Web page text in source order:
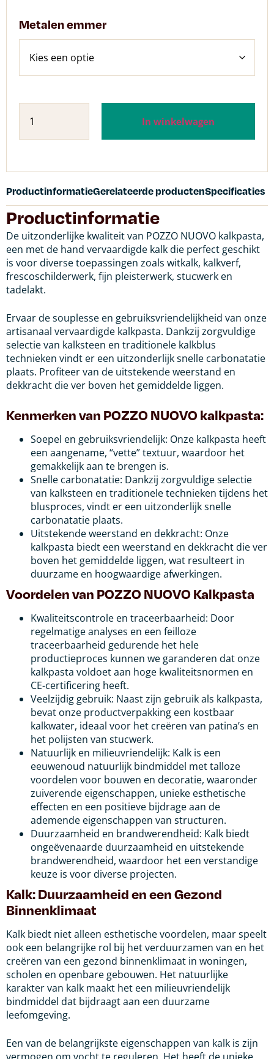
Metalen emmer
In winkelwagen
ProductinformatieGerelateerde productenSpecificaties
Productinformatie
De uitzonderlijke kwaliteit van POZZO NUOVO kalkpasta,
een met de hand vervaardigde kalk die perfect geschikt
is voor diverse toepassingen zoals witkalk, kalkverf,
frescoschilderwerk, fijn pleisterwerk, stucwerk en
tadelakt.
Ervaar de souplesse en gebruiksvriendelijkheid van onze
artisanaal vervaardigde kalkpasta. Dankzij zorgvuldige
selectie van kalksteen en traditionele kalkblus
technieken vindt er een uitzonderlijk snelle carbonatatie
plaats. Profiteer van de uitstekende weerstand en
dekkracht die ver boven het gemiddelde liggen.
Kenmerken van POZZO NUOVO kalkpasta:
Soepel en gebruiksvriendelijk: Onze kalkpasta heeft
een aangename, “vette” textuur, waardoor het
gemakkelijk aan te brengen is.
Snelle carbonatatie: Dankzij zorgvuldige selectie
van kalksteen en traditionele technieken tijdens het
blusproces, vindt er een uitzonderlijk snelle
carbonatatie plaats.
Uitstekende weerstand en dekkracht: Onze
kalkpasta biedt een weerstand en dekkracht die ver
boven het gemiddelde liggen, wat resulteert in
duurzame en hoogwaardige afwerkingen.
Voordelen van POZZO NUOVO Kalkpasta
Kwaliteitscontrole en traceerbaarheid: Door
regelmatige analyses en een feilloze
traceerbaarheid gedurende het hele
productieproces kunnen we garanderen dat onze
kalkpasta voldoet aan hoge kwaliteitsnormen en
CE-certificering heeft.
Veelzijdig gebruik: Naast zijn gebruik als kalkpasta,
bevat onze productverpakking een kostbaar
kalkwater, ideaal voor het creëren van patina’s en
het polijsten van stucwerk.
Natuurlijk en milieuvriendelijk: Kalk is een
eeuwenoud natuurlijk bindmiddel met talloze
voordelen voor bouwen en decoratie, waaronder
zuiverende eigenschappen, unieke esthetische
effecten en een positieve bijdrage aan de
ademende eigenschappen van structuren.
Duurzaamheid en brandwerendheid: Kalk biedt
ongeëvenaarde duurzaamheid en uitstekende
brandwerendheid, waardoor het een verstandige
keuze is voor diverse projecten.
Kalk: Duurzaamheid en een Gezond
Binnenklimaat
Kalk biedt niet alleen esthetische voordelen, maar speelt
ook een belangrijke rol bij het verduurzamen van en het
creëren van een gezond binnenklimaat in woningen,
scholen en openbare gebouwen. Het natuurlijke
karakter van kalk maakt het een milieuvriendelijk
bindmiddel dat bijdraagt aan een duurzame
leefomgeving.
Een van de belangrijkste eigenschappen van kalk is zijn